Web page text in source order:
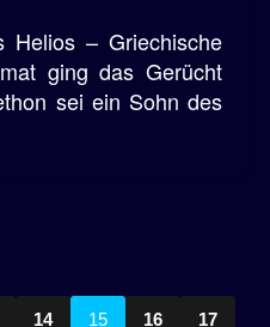
Helios – Griechische
ging das Gerücht
sei ein Sohn des
14 15 16 17